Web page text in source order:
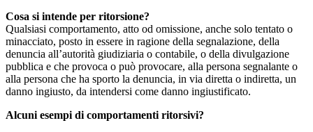
Cosa si intende per ritorsione?
Qualsiasi comportamento, atto od omissione, anche solo tentato o
minacciato, posto in essere in ragione della segnalazione, della
denuncia all’autorità giudiziaria o contabile, o della divulgazione
pubblica e che provoca o può provocare, alla persona segnalante o
alla persona che ha sporto la denuncia, in via diretta o indiretta, un
danno ingiusto, da intendersi come danno ingiustificato.
Alcuni esempi di comportamenti ritorsivi?